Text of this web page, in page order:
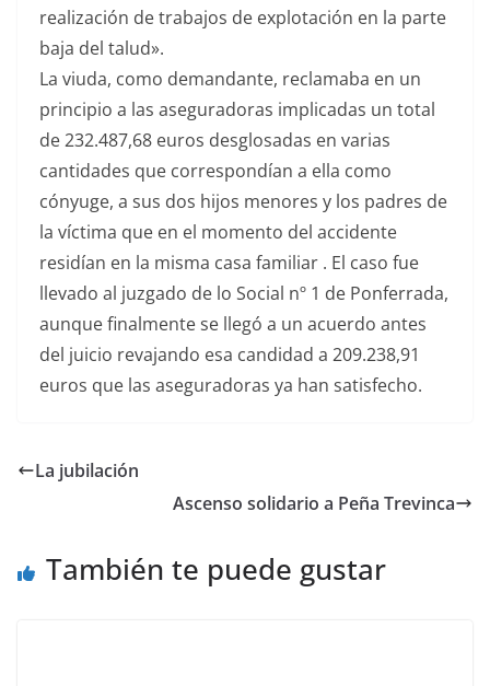
realización de trabajos de explotación en la parte
baja del talud».
La viuda, como demandante, reclamaba en un
principio a las aseguradoras implicadas un total
de 232.487,68 euros desglosadas en varias
cantidades que correspondían a ella como
cónyuge, a sus dos hijos menores y los padres de
la víctima que en el momento del accidente
residían en la misma casa familiar . El caso fue
llevado al juzgado de lo Social nº 1 de Ponferrada,
aunque finalmente se llegó a un acuerdo antes
del juicio revajando esa candidad a 209.238,91
euros que las aseguradoras ya han satisfecho.
La jubilación
Ascenso solidario a Peña Trevinca
También te puede gustar